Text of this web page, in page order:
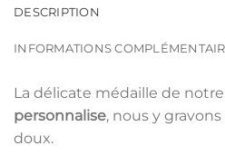
DESCRIPTION
INFORMATIONS
La délicate médaille de notre
personnalise, nous y
doux.